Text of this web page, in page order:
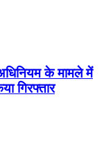
के मामले में
गिरफ्तार